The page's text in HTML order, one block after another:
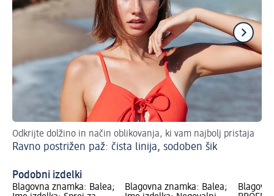
Odkrijte dolžino in način oblikovanja, ki vam najbolj pristaja
Ravno postrižen paž: čista linija, sodoben šik
Podobni izdelki
Blagovna znamka: Balea;
Blagovna znamka: Balea;